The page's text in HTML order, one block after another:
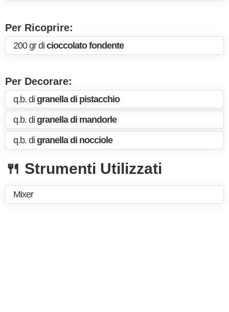
Per Ricoprire:
200 gr di cioccolato fondente
Per Decorare:
q.b. di granella di pistacchio
q.b. di granella di mandorle
q.b. di granella di nocciole
🍴 Strumenti Utilizzati
Mixer